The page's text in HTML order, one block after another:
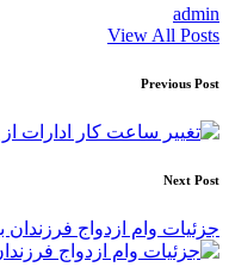
admin
View All Posts
Post
navigation
Previous Post
Next Post
جزئیات وام ازدواج